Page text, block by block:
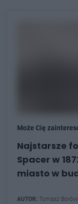
Może Cię
Najstarsze
Spacer w
miasto w
AUTOR: Tomasz